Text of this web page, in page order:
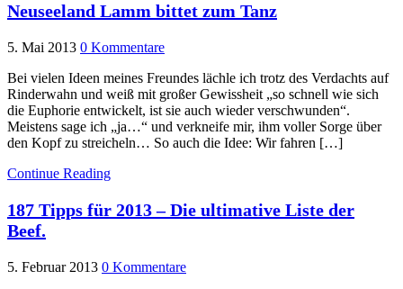
Neuseeland Lamm bittet zum Tanz
5. Mai 2013 0 Kommentare
Bei vielen Ideen meines Freundes lächle ich trotz des Verdachts auf
Rinderwahn und weiß mit großer Gewissheit „so schnell wie sich
die Euphorie entwickelt, ist sie auch wieder verschwunden“.
Meistens sage ich „ja…“ und verkneife mir, ihm voller Sorge über
den Kopf zu streicheln… So auch die Idee: Wir fahren […]
Continue Reading
187 Tipps für 2013 – Die ultimative Liste der
Beef.
5. Februar 2013 0 Kommentare